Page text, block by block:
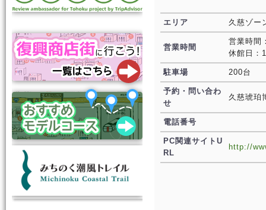
エリア 久慈ゾー
営業時間
営業時間
休館日：
駐車場 200台
予約・問い合わ
せ
久慈琥珀
電話番号
PC関連サイトU
RL
http://